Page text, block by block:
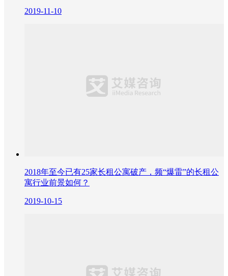
2019-11-10
2018年至今已有25家长租公寓破产，频“爆雷”的长租公
寓行业前景如何？
2019-10-15